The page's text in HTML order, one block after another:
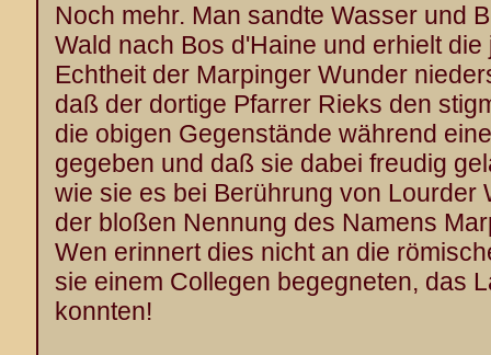
Noch mehr. Man sandte Wasser und
Wald nach Bos d'Haine und erhielt
Echtheit der Marpinger Wunder
daß der dortige Pfarrer Rieks den
die obigen Gegenstände während
gegeben und daß sie dabei freudig
wie sie es bei Berührung von Lourder
der bloßen Nennung des Namens
Wen erinnert dies nicht an die
sie einem Collegen begegneten, das
konnten!